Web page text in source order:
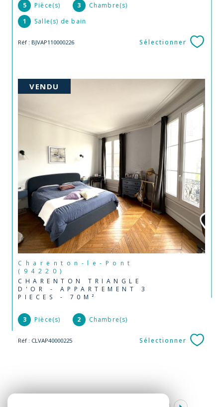
5 Pièce(s) 3
Chambre(s)
1
Salle(s) de bain
Réf : BJVAP110000226 Sélectionner
VENDU
Charenton-le-Pont
(94220)
CHARENTON TRIANGLE
D'OR - APPARTEMENT 3
PIECES - 70M²
3 Pièce(s) 2 Chambre(s)
Réf : CLVAP40000225 Sélectionner